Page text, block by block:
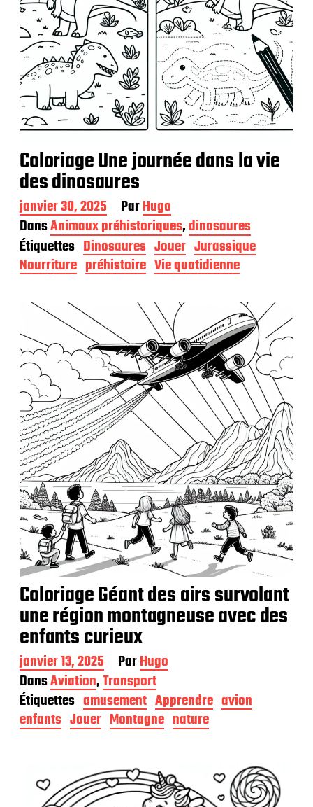
Coloriage Une journée dans la vie
des dinosaures
D
a
t
e
d
e
l
i
c
a
t
o
n
janvier 30, 2025 ParHugo
DansAnimaux préhistoriques,dinosaures
Étiquettes Dinosaures Jouer Jurassique
Nourriture préhistoire Vie quotidienne
Coloriage Géant des airs survolant
une région montagneuse avec des
enfants curieux
D
a
t
e
d
e
janvier 13, 2025 ParHugo
DansAviation,Transport
Étiquettes amusement Apprendre avion
enfants Jouer Montagne nature